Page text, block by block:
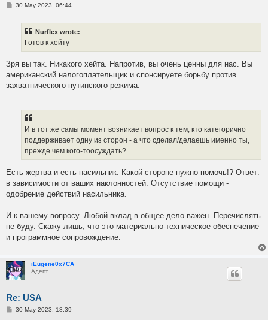
P30 May 2023, 06:44
Nurflex wrote:
Готов к хейту
Зря вы так. Никакого хейта. Напротив, вы очень ценны для нас. Вы
американский налогоплательщик и спонсируете борьбу против
захватнического путинского режима.
И в тот же самы момент возникает вопрос к тем, кто категорично
поддерживает одну из сторон - а что сделал/делаешь именно ты,
прежде чем кого-тоосуждать?
Есть жертва и есть насильник. Какой стороне нужно помочь!? Ответ:
в зависимости от ваших наклонностей. Отсутствие помощи -
одобрение действий насильника.
И к вашему вопросу. Любой вклад в общее дело важен. Перечислять
не буду. Скажу лишь, что это материально-техническое обеспечение
и программное сопровождение.
iEugene0x7CA
Адепт
Re: USA
P30 May 2023, 18:39